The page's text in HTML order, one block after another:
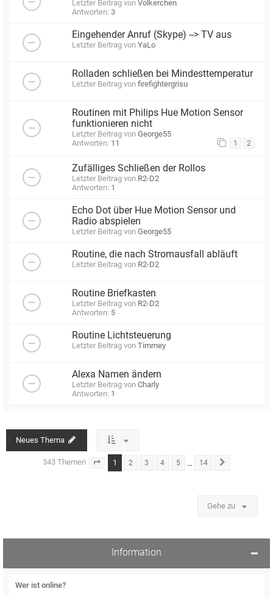
Letzter Beitrag von Volkerchen
Antworten: 3
Eingehender Anruf (Skype) --> TV aus
Letzter Beitrag von YaLo
Rolladen schließen bei Mindesttemperatur
Letzter Beitrag von firefightergrisu
Routinen mit Philips Hue Motion Sensor
funktionieren nicht
Letzter Beitrag von George55
Antworten: 11 1 2
Zufälliges Schließen der Rollos
Letzter Beitrag von R2-D2
Antworten: 1
Echo Dot über Hue Motion Sensor und
Radio abspielen
Letzter Beitrag von George55
Routine, die nach Stromausfall abläuft
Letzter Beitrag von R2-D2
Routine Briefkasten
Letzter Beitrag von R2-D2
Antworten: 5
Routine Lichtsteuerung
Letzter Beitrag von Timmey
Alexa Namen ändern
Letzter Beitrag von Charly
Antworten: 1
Neues Thema
343 Themen Seite von 14
1 2 3 4 5 … 14
Gehe zu
Information
Wer ist online?